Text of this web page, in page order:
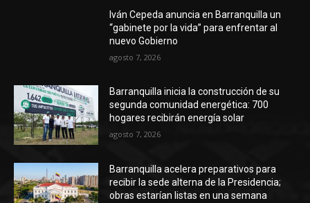
Iván Cepeda anuncia en Barranquilla un
“gabinete por la vida” para enfrentar al
nuevo Gobierno
agosto 7, 2026
Barranquilla inicia la construcción de su
segunda comunidad energética: 700
hogares recibirán energía solar
agosto 7, 2026
Barranquilla acelera preparativos para
recibir la sede alterna de la Presidencia;
obras estarían listas en una semana